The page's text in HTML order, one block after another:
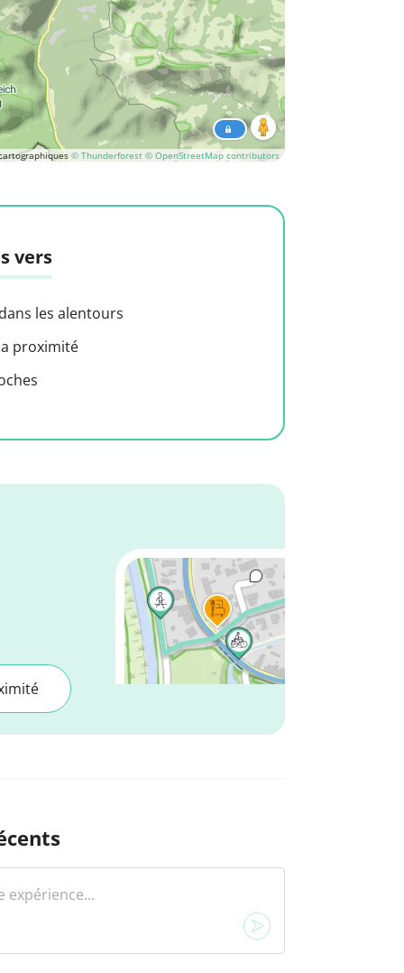
© Thunderforest © OpenStreetMap contributors
vers
les alentours
proximité